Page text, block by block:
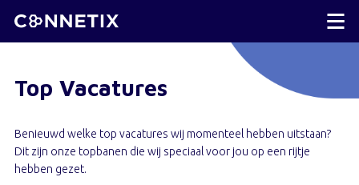
Top Vacatures
Benieuwd welke top vacatures wij momenteel hebben uitstaan?
Dit zijn onze topbanen die wij speciaal voor jou op een rijtje
hebben gezet.